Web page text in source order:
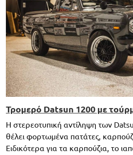
Τρομερό Datsun 1200 με
Η στερεοτυπική αντίληψη των
θέλει φορτωμένα πατάτες,
Ειδικότερα για τα καρπούζια, το